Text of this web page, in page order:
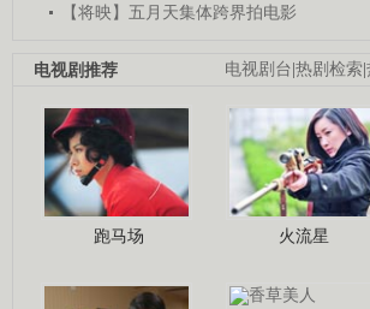
【将映】五月天集体跨界拍电影
电视剧台|热剧检索|
电视剧推荐
跑马场 火流星